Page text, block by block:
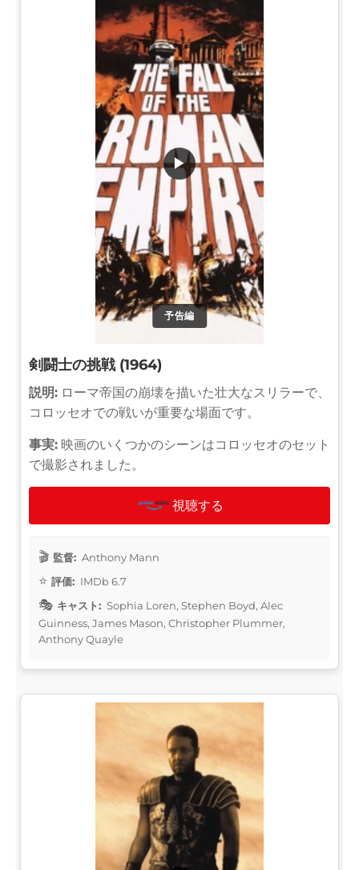
予告編
▶
剣闘士の挑戦 (1964)
説明: ローマ帝国の崩壊を描いた壮大なスリラーで、
コロッセオでの戦いが重要な場面です。
事実: 映画のいくつかのシーンはコロッセオのセット
で撮影されました。
視聴する
監督: Anthony Mann
評価: IMDb 6.7
キャスト: Sophia Loren, Stephen Boyd, Alec
Guinness, James Mason, Christopher Plummer,
Anthony Quayle